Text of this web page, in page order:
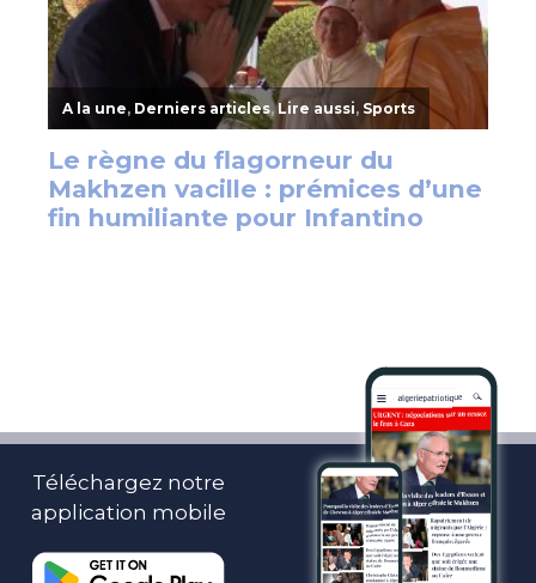
Téléchargez notre
application mobile